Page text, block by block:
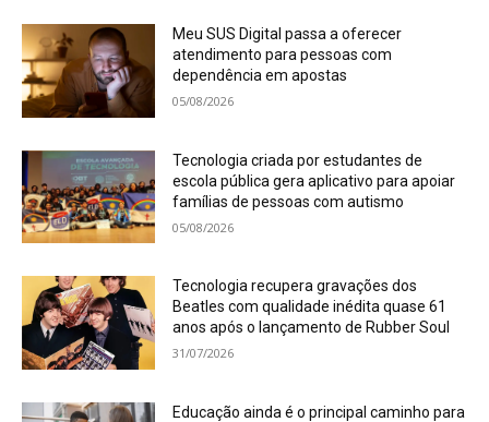
Meu SUS Digital passa a oferecer
atendimento para pessoas com
dependência em apostas
05/08/2026
Tecnologia criada por estudantes de
escola pública gera aplicativo para apoiar
famílias de pessoas com autismo
05/08/2026
Tecnologia recupera gravações dos
Beatles com qualidade inédita quase 61
anos após o lançamento de Rubber Soul
31/07/2026
Educação ainda é o principal caminho para